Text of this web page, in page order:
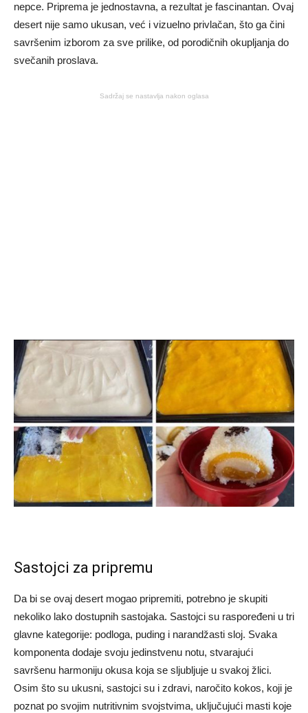
nepce. Priprema je jednostavna, a rezultat je fascinantan. Ovaj
desert nije samo ukusan, već i vizuelno privlačan, što ga čini
savršenim izborom za sve prilike, od porodičnih okupljanja do
svečanih proslava.
Sadržaj se nastavlja nakon oglasa
Sastojci za pripremu
Da bi se ovaj desert mogao pripremiti, potrebno je skupiti
nekoliko lako dostupnih sastojaka. Sastojci su raspoređeni u tri
glavne kategorije: podloga, puding i narandžasti sloj. Svaka
komponenta dodaje svoju jedinstvenu notu, stvarajući
savršenu harmoniju okusa koja se sljubljuje u svakoj žlici.
Osim što su ukusni, sastojci su i zdravi, naročito kokos, koji je
poznat po svojim nutritivnim svojstvima, uključujući masti koje